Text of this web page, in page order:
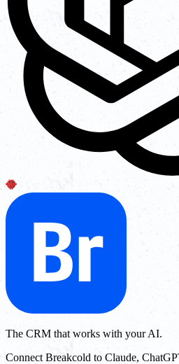
The CRM that works with your AI.
Connect Breakcold to Claude,